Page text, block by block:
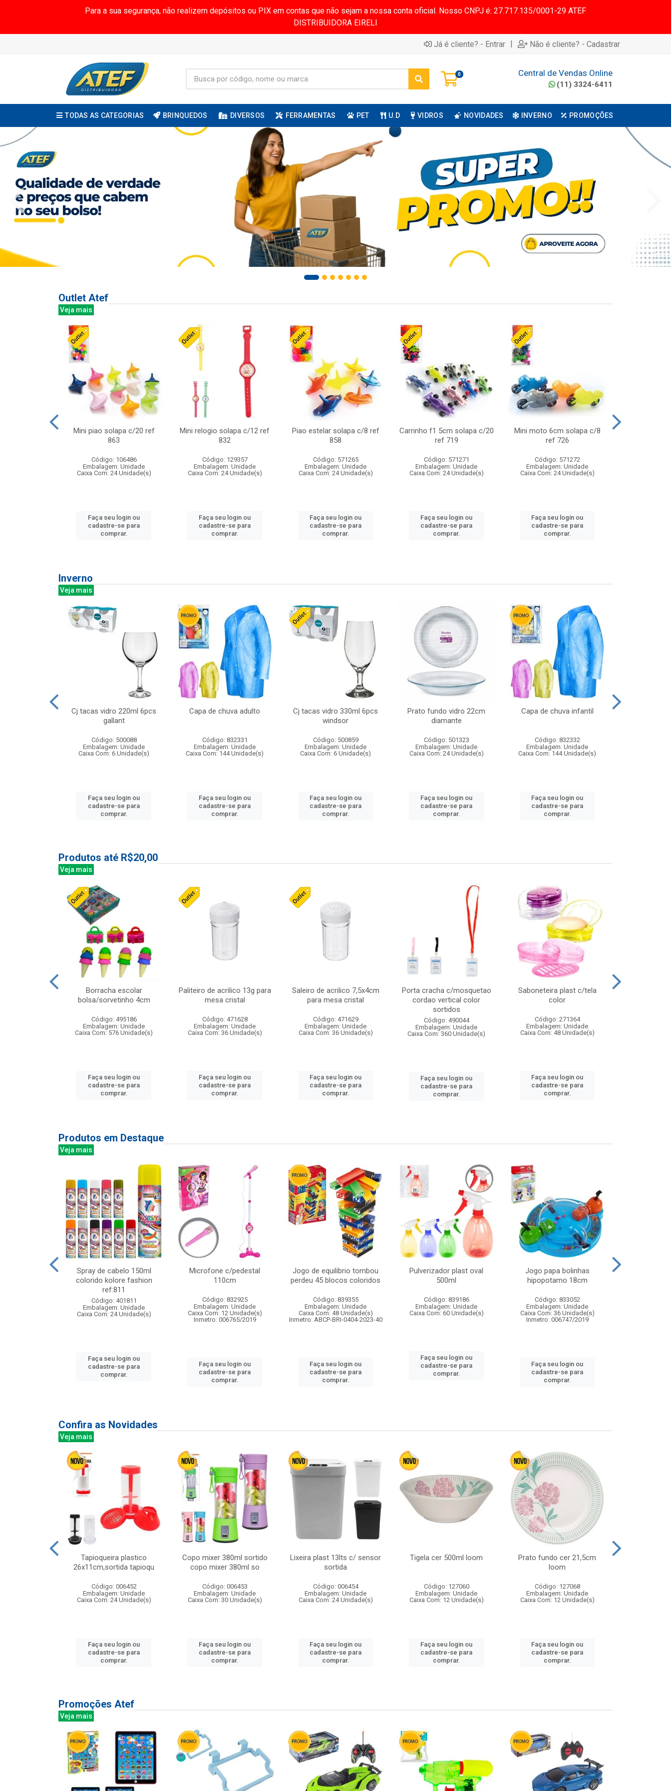
Para a sua segurança, não realizem depósitos ou PIX em contas que não sejam a nossa conta oficial. Nosso CNPJ é: 27.717.135/0001-29 ATEF
DISTRIBUIDORA EIRELI
Já é cliente? - Entrar | Não é cliente? - Cadastrar
0 Central de Vendas Online
(11) 3324-6411
TODAS AS CATEGORIAS BRINQUEDOS DIVERSOS FERRAMENTAS PET U.D VIDROS NOVIDADES INVERNO PROMOÇÕES
Outlet Atef
Veja mais
Mini piao solapa c/20 ref
863
Código: 106486
Embalagem: Unidade
Caixa Com: 24 Unidade(s)
Faça seu login ou
cadastre-se para
comprar.
Mini relogio solapa c/12 ref
832
Código: 129357
Embalagem: Unidade
Caixa Com: 24 Unidade(s)
Faça seu login ou
cadastre-se para
comprar.
Piao estelar solapa c/8 ref
858
Código: 571265
Embalagem: Unidade
Caixa Com: 24 Unidade(s)
Faça seu login ou
cadastre-se para
comprar.
Carrinho f1 5cm solapa c/20
ref 719
Código: 571271
Embalagem: Unidade
Caixa Com: 24 Unidade(s)
Faça seu login ou
cadastre-se para
comprar.
Mini moto 6cm solapa c/8
ref 726
Código: 571272
Embalagem: Unidade
Caixa Com: 24 Unidade(s)
Faça seu login ou
cadastre-se para
comprar.
Inverno
Veja mais
Cj tacas vidro 220ml 6pcs
gallant
Código: 500088
Embalagem: Unidade
Caixa Com: 6 Unidade(s)
Faça seu login ou
cadastre-se para
comprar.
Capa de chuva adulto
Código: 832331
Embalagem: Unidade
Caixa Com: 144 Unidade(s)
Faça seu login ou
cadastre-se para
comprar.
Cj tacas vidro 330ml 6pcs
windsor
Código: 500859
Embalagem: Unidade
Caixa Com: 6 Unidade(s)
Faça seu login ou
cadastre-se para
comprar.
Prato fundo vidro 22cm
diamante
Código: 501323
Embalagem: Unidade
Caixa Com: 24 Unidade(s)
Faça seu login ou
cadastre-se para
comprar.
Capa de chuva infantil
Código: 832332
Embalagem: Unidade
Caixa Com: 144 Unidade(s)
Faça seu login ou
cadastre-se para
comprar.
Produtos até R$20,00
Veja mais
Borracha escolar
bolsa/sorvetinho 4cm
Código: 495186
Embalagem: Unidade
Caixa Com: 576 Unidade(s)
Faça seu login ou
cadastre-se para
comprar.
Paliteiro de acrilico 13g para
mesa cristal
Código: 471628
Embalagem: Unidade
Caixa Com: 36 Unidade(s)
Faça seu login ou
cadastre-se para
comprar.
Saleiro de acrilico 7,5x4cm
para mesa cristal
Código: 471629
Embalagem: Unidade
Caixa Com: 36 Unidade(s)
Faça seu login ou
cadastre-se para
comprar.
Porta cracha c/mosquetao
cordao vertical color
sortidos
Código: 490044
Embalagem: Unidade
Caixa Com: 360 Unidade(s)
Faça seu login ou
cadastre-se para
comprar.
Saboneteira plast c/tela
color
Código: 271364
Embalagem: Unidade
Caixa Com: 48 Unidade(s)
Faça seu login ou
cadastre-se para
comprar.
Produtos em Destaque
Veja mais
Spray de cabelo 150ml
colorido kolore fashion
ref:811
Código: 401811
Embalagem: Unidade
Caixa Com: 24 Unidade(s)
Faça seu login ou
cadastre-se para
comprar.
Microfone c/pedestal
110cm
Código: 832925
Embalagem: Unidade
Caixa Com: 12 Unidade(s)
Inmetro: 006765/2019
Faça seu login ou
cadastre-se para
comprar.
Jogo de equilibrio tombou
perdeu 45 blocos coloridos
Código: 839355
Embalagem: Unidade
Caixa Com: 48 Unidade(s)
Inmetro: ABCP-BRI-0404-2023-40
Faça seu login ou
cadastre-se para
comprar.
Pulverizador plast oval
500ml
Código: 839186
Embalagem: Unidade
Caixa Com: 60 Unidade(s)
Faça seu login ou
cadastre-se para
comprar.
Jogo papa bolinhas
hipopotamo 18cm
Código: 833052
Embalagem: Unidade
Caixa Com: 36 Unidade(s)
Inmetro: 006747/2019
Faça seu login ou
cadastre-se para
comprar.
Confira as Novidades
Veja mais
Tapioqueira plastico
26x11cm,sortida tapioqu
Código: 006452
Embalagem: Unidade
Caixa Com: 24 Unidade(s)
Faça seu login ou
cadastre-se para
comprar.
Copo mixer 380ml sortido
copo mixer 380ml so
Código: 006453
Embalagem: Unidade
Caixa Com: 30 Unidade(s)
Faça seu login ou
cadastre-se para
comprar.
Lixeira plast 13lts c/ sensor
sortida
Código: 006454
Embalagem: Unidade
Caixa Com: 24 Unidade(s)
Faça seu login ou
cadastre-se para
comprar.
Tigela cer 500ml loom
Código: 127060
Embalagem: Unidade
Caixa Com: 12 Unidade(s)
Faça seu login ou
cadastre-se para
comprar.
Prato fundo cer 21,5cm
loom
Código: 127068
Embalagem: Unidade
Caixa Com: 12 Unidade(s)
Faça seu login ou
cadastre-se para
comprar.
Promoções Atef
Veja mais